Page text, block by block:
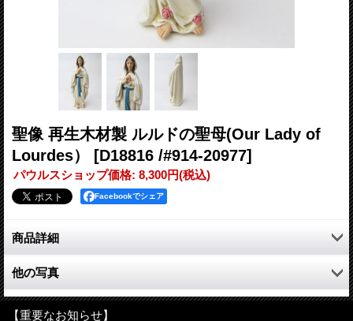
聖像 再生木材製 ルルドの聖母(Our Lady of
Lourdes）
[D18816 /#914-20977]
パウルスショップ価格: 8,300円(税込)
Facebookでシェア
商品詳細
再生木材の一種であるポリレジン製木材ペーストを使用した
DOLFIの「ルルドの聖母(着色）」。限定品。
1つ1つハンドペインティングです。そのため製品の顔の表情や色
などが、写真と微妙に異なる場合がございます。
他の写真
【重要なお知らせ】